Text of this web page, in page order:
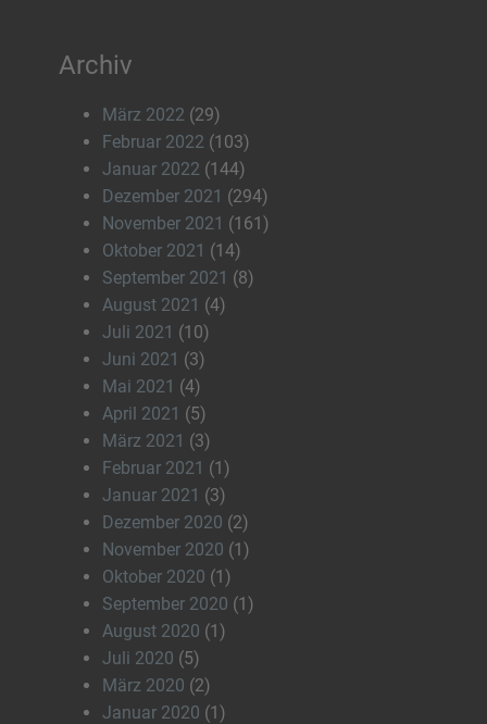
Archiv
März 2022 (29)
Februar 2022 (103)
Januar 2022 (144)
Dezember 2021 (294)
November 2021 (161)
Oktober 2021 (14)
September 2021 (8)
August 2021 (4)
Juli 2021 (10)
Juni 2021 (3)
Mai 2021 (4)
April 2021 (5)
März 2021 (3)
Februar 2021 (1)
Januar 2021 (3)
Dezember 2020 (2)
November 2020 (1)
Oktober 2020 (1)
September 2020 (1)
August 2020 (1)
Juli 2020 (5)
März 2020 (2)
Januar 2020 (1)